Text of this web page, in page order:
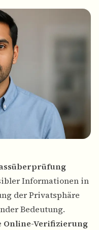
Informationen in
der Privatsphäre
Bedeutung.
Online-Verifizierung